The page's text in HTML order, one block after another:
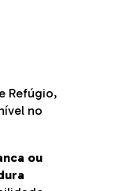
Refúgio,
no
ou